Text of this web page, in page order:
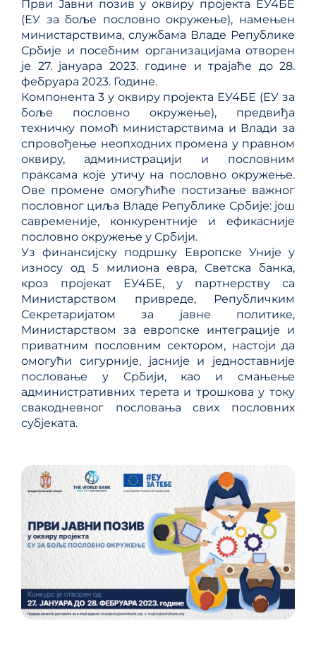
Први Јавни позив у оквиру пројекта ЕУ4БЕ
(ЕУ за боље пословно окружење), намењен
министарствима, службама Владе Републике
Србије и посебним организацијама отворен
је 27. јануара 2023. године и трајаће до 28.
фебруара 2023. Године.
Компонента 3 у оквиру пројекта ЕУ4БЕ (ЕУ за
боље пословно окружење), предвиђа
техничку помоћ министарствима и Влади за
спровођење неопходних промена у правном
оквиру, администрацији и пословним
праксама које утичу на пословно окружење.
Ове промене омогућиће постизање важног
пословног циља Владе Републике Србије: још
савременије, конкурентније и ефикасније
пословно окружење у Србији.
Уз финансијску подршку Европске Уније у
износу од 5 милиона евра, Светска банка,
кроз пројекат ЕУ4БЕ, у партнерству са
Министарством привреде, Републичким
Секретаријатом за јавне политике,
Министарством за европске интеграције и
приватним пословним сектором, настоји да
омогући сигурније, јасније и једноставније
пословање у Србији, као и смањење
административних терета и трошкова у току
свакодневног пословања свих пословних
субјеката.